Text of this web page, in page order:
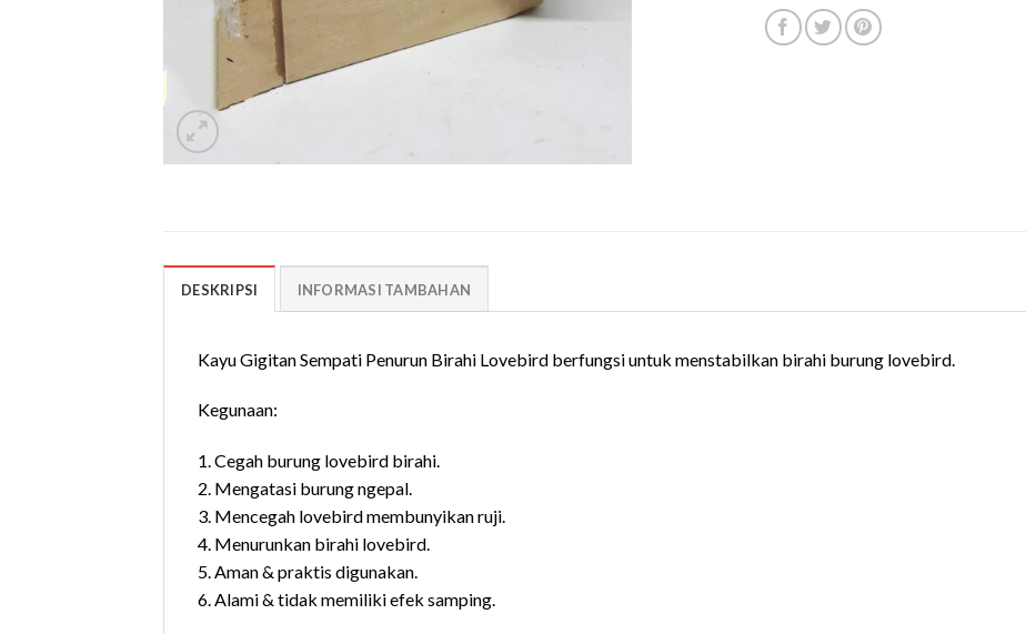
DESKRIPSI INFORMASI TAMBAHAN
Kayu Gigitan Sempati Penurun Birahi Lovebird berfungsi untuk menstabilkan birahi burung lovebird.
Kegunaan:
1. Cegah burung lovebird birahi.
2. Mengatasi burung ngepal.
3. Mencegah lovebird membunyikan ruji.
4. Menurunkan birahi lovebird.
5. Aman & praktis digunakan.
6. Alami & tidak memiliki efek samping.